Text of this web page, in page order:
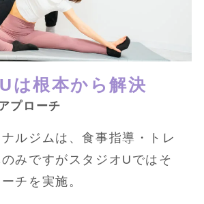
は根本から解決
プローチ
ルジムは、食事指導・トレ
みですがスタジオUではそ
チを実施。